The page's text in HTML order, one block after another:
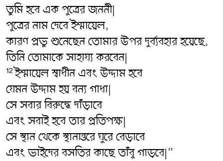
তুমি হবে এক পুত্রের জননী|
পুত্রের নাম দেবে ইশ্মায়েল,
কারণ প্রভু শুনেছেন তোমার উপর দুর্ব্যবহার হয়েছে,
তিনি তোমাকে সাহায্য করবেন|
12ইশ্মায়েল স্বাধীন এবং উদ্দাম হবে
যেমন উদ্দাম হয় বন্য গাধা|
সে সবার বিরুদ্ধে দাঁড়াবে
এবং সবাই হবে তার প্রতিপক্ষ|
সে স্থান থেকে স্থানান্তরে ঘুরে বেড়াবে
এবং ভাইদের বসতির কাছে তাঁবু গাড়বে|”